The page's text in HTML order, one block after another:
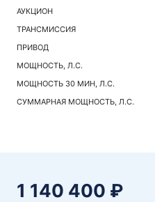
АУКЦИОН
ТРАНСМИССИЯ
ПРИВОД
МОЩНОСТЬ, Л.С.
МОЩНОСТЬ 30 МИН, Л.С.
СУММАРНАЯ МОЩНОСТЬ, Л.С.
1 140 400 ₽